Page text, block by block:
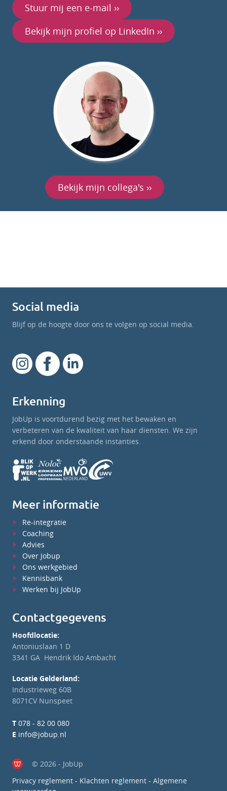
Stuur mij een e-mail ››
Bekijk mijn profiel op LinkedIn ››
Bekijk mijn collega's ››
Social media
Blijf op de hoogte door ons te volgen op social media.
Erkenning
JobUp is voortdurend bezig met het bewaken en
verbeteren van de kwaliteit van haar diensten. We zijn
erkend door onderstaande instanties.
Meer informatie
Re-integratie
Coaching
Advies
Over Jobup
Ons werkgebied
Kennisbank
Werken bij JobUp
Contactgegevens
Hoofdlocatie:
Antoniuslaan 1 D
3341 GA Hendrik Ido Ambacht
Locatie Gelderland:
Industrieweg 60B
8071CV Nunspeet
T 078 - 82 00 080
E info@jobup.nl
© 2026 - JobUp
Privacy reglement - Klachten reglement - Algemene